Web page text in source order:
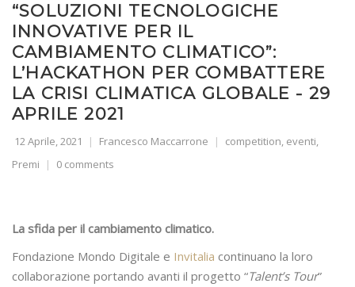
“SOLUZIONI TECNOLOGICHE
INNOVATIVE PER IL
CAMBIAMENTO CLIMATICO”:
L’HACKATHON PER COMBATTERE
LA CRISI CLIMATICA GLOBALE - 29
APRILE 2021
12 Aprile, 2021 Francesco Maccarrone competition, eventi,
Premi
0 comments
La sfida per il cambiamento climatico.
Fondazione Mondo Digitale e Invitalia continuano la loro
collaborazione portando avanti il progetto “Talent’s Tour”